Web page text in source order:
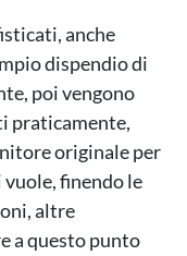
anche
dispendio di
poi vengono
praticamente,
originale per
finendo le
altre
a questo punto